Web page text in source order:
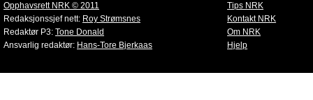
Opphavsrett NRK © 2011
Redaksjonssjef nett: Roy Strømsnes
Redaktør P3: Tone Donald
Ansvarlig redaktør: Hans-Tore Bjerkaas
Tips NRK
Kontakt NRK
Om NRK
Hjelp